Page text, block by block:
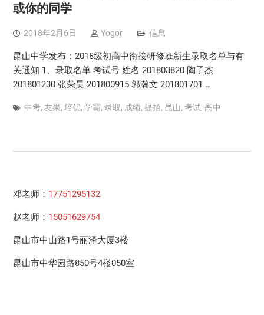
或你的同学
2018年2月6日 Yogor 信息
昆山中学发布：2018级初高中衔接研修班新生录取名单与有
关通知 1、录取名单 考试号 姓名 201803820 陶子杰
201801230 张荣昊 201800915 郭瀚文 201801701 …
中考, 友果, 培优, 学霸, 录取, 成绩, 提招, 昆山, 考试, 高中
邓老师： 17751295132
赵老师： 15051629754
昆山市中山路1号丽泽大厦3楼
昆山市中华园路850号4楼050室